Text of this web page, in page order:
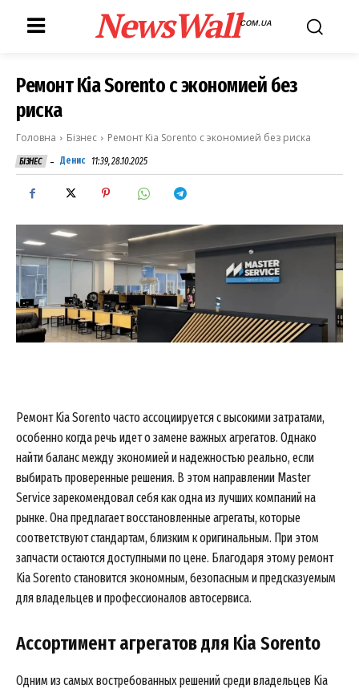
NewsWallCOM.UA
Ремонт Kia Sorento с экономией без
риска
Головна Бізнес Ремонт Kia Sorento с экономией без риска
БІЗНЕС - Денис 11:39, 28.10.2025
Ремонт Kia Sorento часто ассоциируется с высокими затратами,
особенно когда речь идет о замене важных агрегатов. Однако
найти баланс между экономией и надежностью реально, если
выбирать проверенные решения. В этом направлении Master
Service зарекомендовал себя как одна из лучших компаний на
рынке. Она предлагает восстановленные агрегаты, которые
соответствуют стандартам, близким к оригинальным. При этом
запчасти остаются доступными по цене. Благодаря этому ремонт
Kia Sorento становится экономным, безопасным и предсказуемым
для владельцев и профессионалов автосервиса.
Ассортимент агрегатов для Kia Sorento
Одним из самых востребованных решений среди владельцев Kia